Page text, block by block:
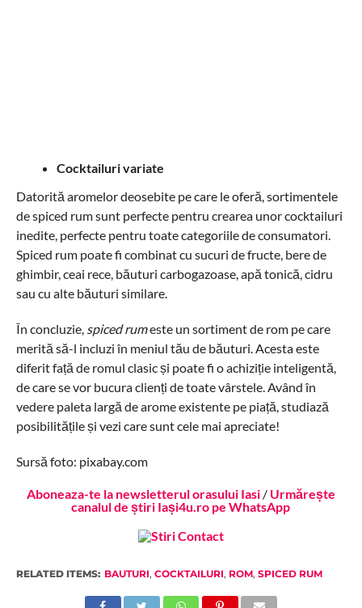
Cocktailuri variate
Datorită aromelor deosebite pe care le oferă, sortimentele
de spiced rum sunt perfecte pentru crearea unor cocktailuri
inedite, perfecte pentru toate categoriile de consumatori.
Spiced rum poate fi combinat cu sucuri de fructe, bere de
ghimbir, ceai rece, băuturi carbogazoase, apă tonică, cidru
sau cu alte băuturi similare.
În concluzie, spiced rumeste un sortiment de rom pe care
merită să-l incluzi în meniul tău de băuturi. Acesta este
diferit față de romul clasic și poate fi o achiziție inteligentă,
de care se vor bucura clienți de toate vârstele. Având în
vedere paleta largă de arome existente pe piață, studiază
posibilitățile și vezi care sunt cele mai apreciate!
Sursă foto: pixabay.com
Aboneaza-te la newsletterul orasului Iasi/ Urmărește
canalul de știri Iași4u.ro pe WhatsApp
RELATED ITEMS: BAUTURI, COCKTAILURI, ROM, SPICED RUM